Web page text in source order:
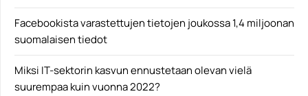
Facebookista varastettujen tietojen joukossa 1,4 miljoonan
suomalaisen tiedot
Miksi IT-sektorin kasvun ennustetaan olevan vielä
suurempaa kuin vuonna 2022?